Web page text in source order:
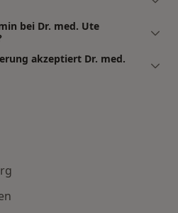
bei Dr. med. Ute
akzeptiert Dr. med.